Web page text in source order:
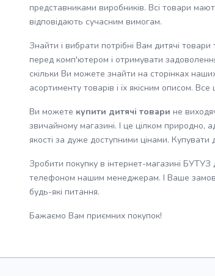
представниками виробників. Всі товари
відповідають сучасним вимогам.
Знайти і вибрати потрібні Вам дитячі
перед комп'ютером і отримувати
скільки Ви можете знайти на сторінках
асортименту товарів і їх якісним описом.
Ви можете купити дитячі товари не
звичайному магазині. І це цілком природно,
якості за дуже доступними цінами.
Зробити покупку в інтернет-магазині
телефоном нашим менеджерам. І Ваше
будь-які питання.
Бажаємо Вам приємних покупок!